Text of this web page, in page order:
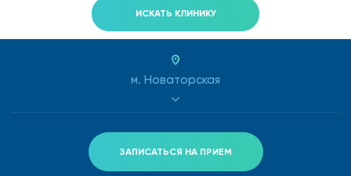
ИСКАТЬ КЛИНИКУ
м. Новаторская
ЗАПИСАТЬСЯ НА ПРИЕМ